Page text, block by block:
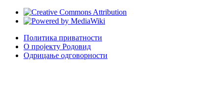
Политика приватности
О пројекту Родовид
Одрицање одговорности